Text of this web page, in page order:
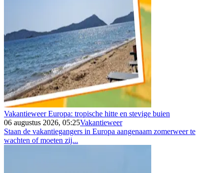
Vakantieweer Europa: tropische hitte en stevige buien
06 augustus 2026, 05:25Vakantieweer
Staan de vakantiegangers in Europa aangenaam zomerweer te
wachten of moeten zij...